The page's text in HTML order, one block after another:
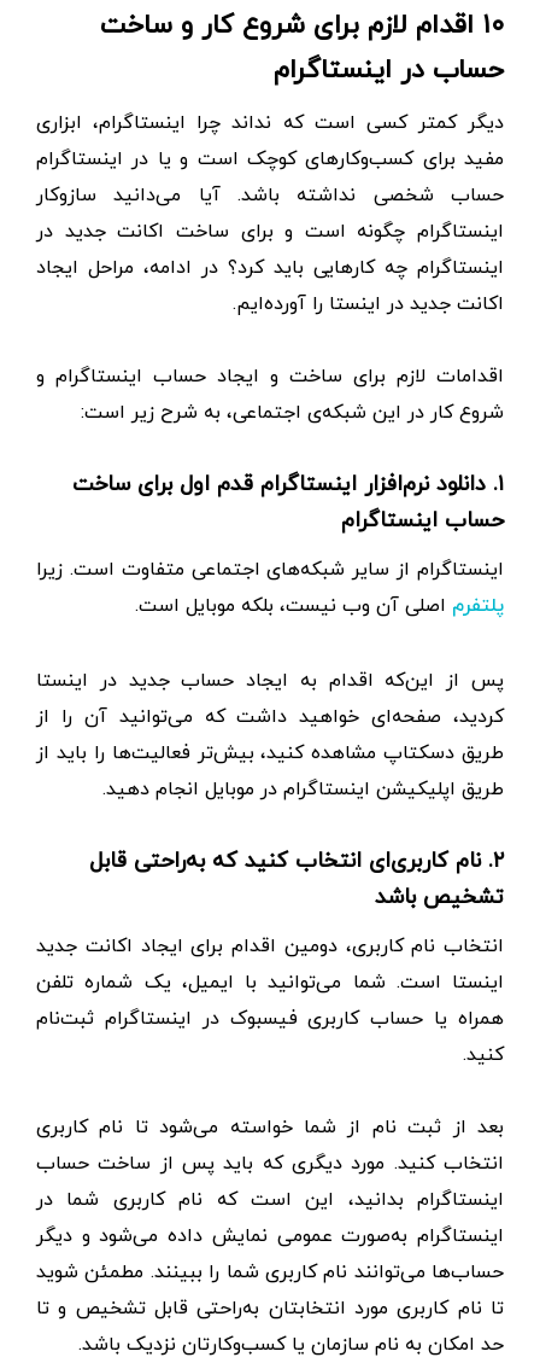
۱۰ اقدام لازم برای شروع کار و ساخت
حساب در اینستاگرام
دیگر کمتر کسی است که نداند چرا اینستاگرام، ابزاری
مفید برای کسب‌و‌کار‌های کوچک است و یا در اینستاگرام
حساب شخصی نداشته باشد. آیا می‌دانید ساز‌و‌کار
اینستاگرام چگونه است و برای ساخت اکانت جدید در
اینستاگرام چه کار‌هایی باید کرد؟ در ادامه، مراحل ایجاد
اکانت جدید در اینستا را آورده‌ایم.
اقدامات لازم برای ساخت و ایجاد حساب اینستاگرام و
شروع کار در این شبکه‌ی اجتماعی، به شرح زیر است:
۱. دانلود نرم‌افزار اینستاگرام قدم اول برای ساخت
حساب اینستاگرام
اینستاگرام از سایر شبکه‌های اجتماعی متفاوت است. زیرا
پلتفرم اصلی آن وب نیست، بلکه موبایل است.
پس از این‌که اقدام به ایجاد حساب جدید در اینستا
کردید، صفحه‌ای خواهید داشت که می‌توانید آن را از
طریق دسکتاپ مشاهده کنید، بیش‌تر فعالیت‌ها را باید از
طریق اپلیکیشن اینستاگرام در موبایل انجام دهید.
۲. نام کاربری‌ای انتخاب کنید که به‌راحتی قابل
تشخیص باشد
انتخاب نام کاربری، دومین اقدام برای ایجاد اکانت جدید
اینستا است. شما می‌توانید با ایمیل، یک شماره تلفن
همراه یا حساب کاربری فیسبوک در اینستاگرام ثبت‌نام
کنید.
بعد از ثبت نام از شما خواسته می‌شود تا نام کاربری
انتخاب کنید. مورد دیگری که باید پس از ساخت حساب
اینستاگرام بدانید، این است که نام کاربری شما در
اینستاگرام به‌صورت عمومی نمایش داده می‌شود و دیگر
حساب‌ها می‌توانند نام کاربری شما را ببینند. مطمئن شوید
تا نام کاربری مورد انتخابتان به‌راحتی قابل تشخیص و تا
حد امکان به نام سازمان یا کسب‌و‌کارتان نزدیک باشد.